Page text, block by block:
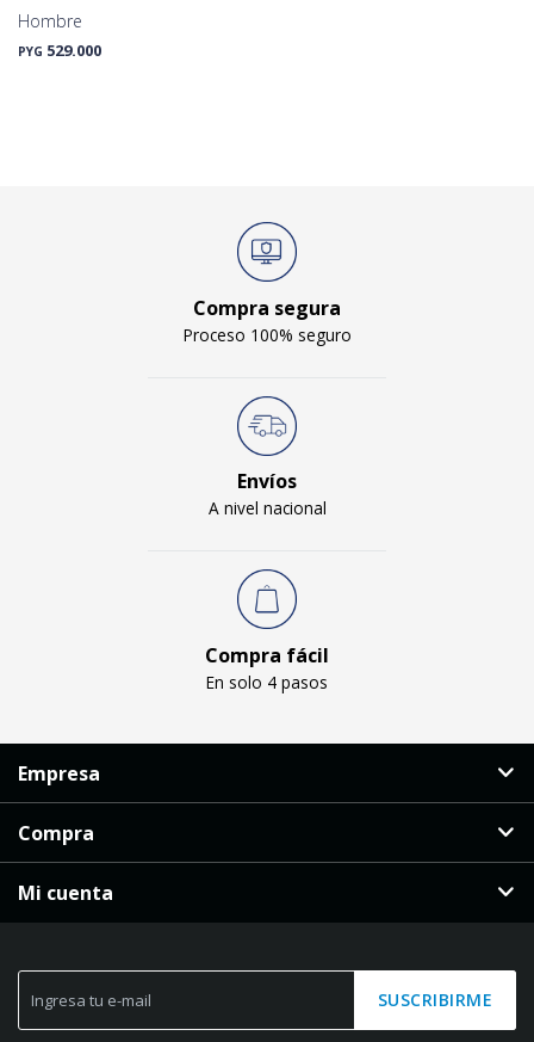
Hombre
PYG 529.000
Compra segura
Proceso 100% seguro
Envíos
A nivel nacional
Compra fácil
En solo 4 pasos
SUSCRIBIRME
Empresa
Compra
Mi cuenta